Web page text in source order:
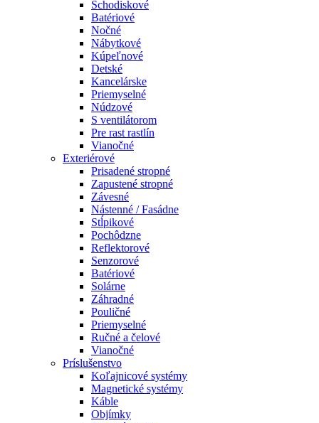
Schodiskové
Batériové
Nočné
Nábytkové
Kúpeľnové
Detské
Kancelárske
Priemyselné
Núdzové
S ventilátorom
Pre rast rastlín
Vianočné
Exteriérové
Prisadené stropné
Zapustené stropné
Závesné
Nástenné / Fasádne
Stĺpikové
Pochôdzne
Reflektorové
Senzorové
Batériové
Solárne
Záhradné
Pouličné
Priemyselné
Ručné a čelové
Vianočné
Príslušenstvo
Koľajnicové systémy
Magnetické systémy
Káble
Objímky